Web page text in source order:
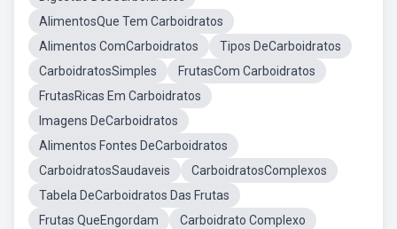
AlimentosQue Tem Carboidratos
Alimentos ComCarboidratos
Tipos DeCarboidratos
CarboidratosSimples
FrutasCom Carboidratos
FrutasRicas Em Carboidratos
Imagens DeCarboidratos
Alimentos Fontes DeCarboidratos
CarboidratosSaudaveis
CarboidratosComplexos
Tabela DeCarboidratos Das Frutas
Frutas QueEngordam
Carboidrato Complexo